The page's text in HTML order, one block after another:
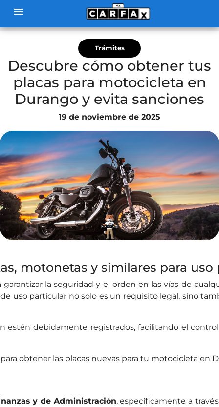
menu
Blog
Descubre cómo obtener tus placas
para motocicleta en Durango y
evita sanciones
Trámites
Descubre cómo obtener tus
placas para motocicleta en
Durango y evita sanciones
19 de noviembre de 2025
motonetas y similares para
la seguridad y el orden en las vías de
uso particular no solo es un requisito legal, sino
estén debidamente registrados, facilitando el
obtener las placas nuevas para tu motocicleta en
y de Administración, específicamente a